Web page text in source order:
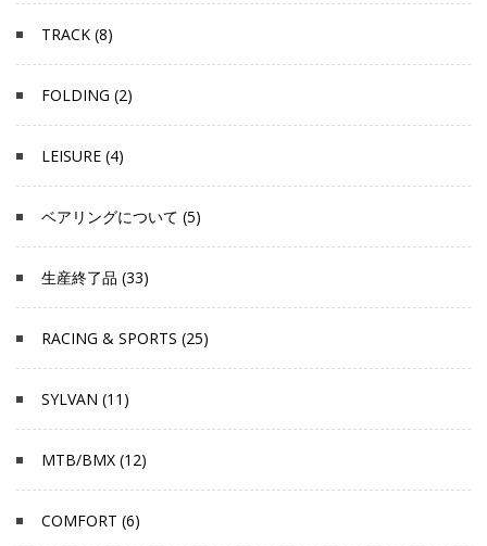
TRACK (8)
FOLDING (2)
LEISURE (4)
ベアリングについて (5)
生産終了品 (33)
RACING & SPORTS (25)
SYLVAN (11)
MTB/BMX (12)
COMFORT (6)